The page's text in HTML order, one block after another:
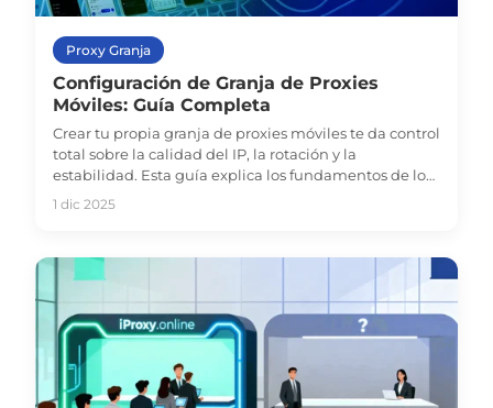
Proxy Granja
Configuración de Granja de Proxies
Móviles: Guía Completa
Crear tu propia granja de proxies móviles te da control
total sobre la calidad del IP, la rotación y la
estabilidad. Esta guía explica los fundamentos de los
proxies 5G, el hardware necesario, casos reales y si es
1 dic 2025